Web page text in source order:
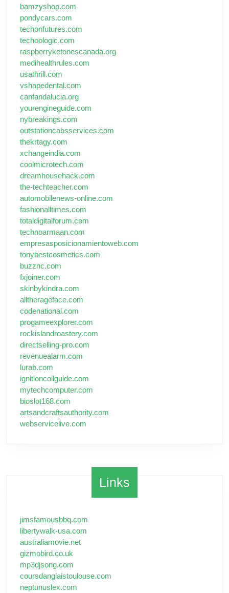
bamzyshop.com
pondycars.com
techonfutures.com
techoologic.com
raspberryketonescanada.org
medihealthrules.com
usathrill.com
vshapedental.com
canfandalucia.org
yourengineguide.com
nybreakings.com
outstationcabsservices.com
thekrtagy.com
xchangeindia.com
coolmicrotech.com
dreamhousehack.com
the-techteacher.com
automobilenews-online.com
fashionalltimes.com
totaldigitalforum.com
technoarmaan.com
empresasposicionamientoweb.com
tonybestcosmetics.com
buzznc.com
fxjoiner.com
skinbykindra.com
alltherageface.com
codenational.com
progameexplorer.com
rockislandroastery.com
directselling-pro.com
revenuealarm.com
lurab.com
ignitioncoilguide.com
mytechcomputer.com
bioslot168.com
artsandcraftsauthority.com
webservicelive.com
Links
jimsfamousbbq.com
libertywalk-usa.com
australiamovie.net
gizmobird.co.uk
mp3djsong.com
coursdanglaistoulouse.com
neptunuslex.com